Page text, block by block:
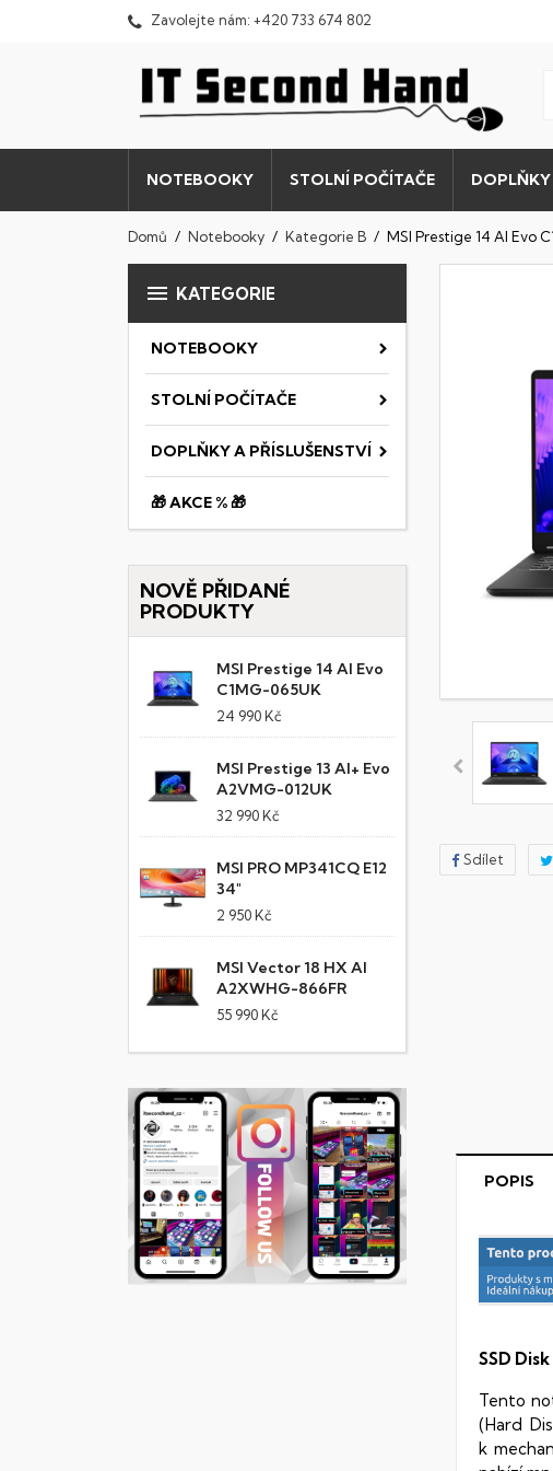
Zavolejte nám: +420 733 674 802
NOTEBOOKY STOLNÍ POČÍTAČE DOPLŇKY
Domů Notebooky Kategorie B MSI Prestige 14 AI Evo
 KATEGORIE
NOTEBOOKY
STOLNÍ POČÍTAČE
DOPLŇKY A PŘÍSLUŠENSTVÍ
🎁 AKCE % 🎁
NOVĚ PŘIDANÉ
PRODUKTY
MSI Prestige 14 AI Evo
C1MG-065UK
24 990 Kč
MSI Prestige 13 AI+ Evo
A2VMG-012UK
32 990 Kč
MSI PRO MP341CQ E12
34"
2 950 Kč
MSI Vector 18 HX AI
A2XWHG-866FR
55 990 Kč
Sdílet
POPIS
SSD Disk
Tento
(Hard
k